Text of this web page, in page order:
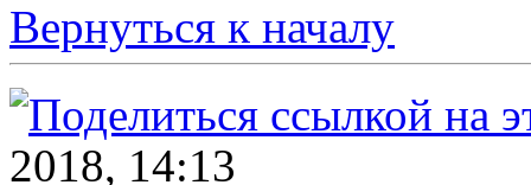
Вернуться к началу
2018, 14:13